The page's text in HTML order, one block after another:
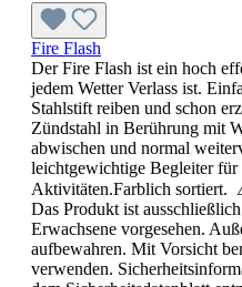
Fire Flash
Der Fire Flash ist ein hoch
jedem Wetter Verlass ist.
Stahlstift reiben und schon
Zündstahl in Berührung mit
abwischen und normal
leichtgewichtige Begleiter
Aktivitäten.Farblich sortiert.
Das Produkt ist
Erwachsene vorgesehen.
aufbewahren. Mit Vorsicht
verwenden.